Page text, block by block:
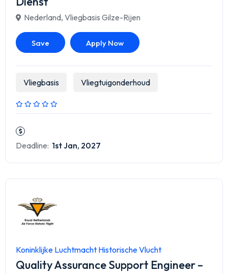
Nederland, Vliegbasis Gilze-Rijen
Save Apply Now
Vliegbasis Vliegtuigonderhoud
Deadline: 1st Jan, 2027
Koninklijke Luchtmacht Historische Vlucht
Quality Assurance Support Engineer –